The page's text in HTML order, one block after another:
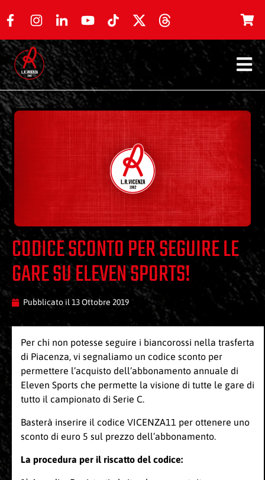
CODICE SCONTO PER SEGUIRE LE
GARE SU ELEVEN SPORTS!
Pubblicato il 13 Ottobre 2019
Per chi non potesse seguire i biancorossi nella trasferta
di Piacenza, vi segnaliamo un codice sconto per
permettere l’acquisto dell’abbonamento annuale di
Eleven Sports che permette la visione di tutte le gare di
tutto il campionato di Serie C.
Basterà inserire il codice VICENZA11 per ottenere uno
sconto di euro 5 sul prezzo dell’abbonamento.
La procedura per il riscatto del codice: